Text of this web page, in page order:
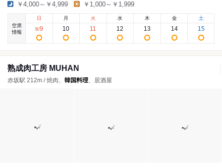
￥4,000～￥4,999 ￥1,000～￥1,999
空席
情報
日
8/9
月
10
火
11
水
12
木
13
金
14
土
15
熟成肉工房 MUHAN
赤坂駅 212m / 焼肉、 韓国料理、居酒屋